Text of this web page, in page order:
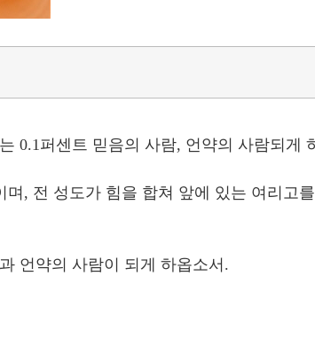
0.1퍼센트 믿음의 사람, 언약의 사람되게
, 전 성도가 힘을 합쳐 앞에 있는 여리고를
언약의 사람이 되게 하옵소서.